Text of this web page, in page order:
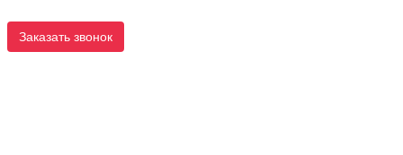
Заказать звонок